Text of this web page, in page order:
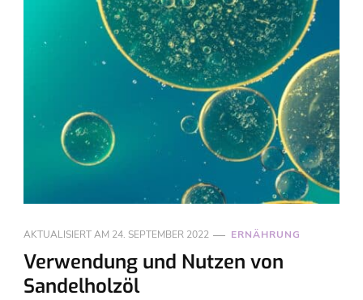
AKTUALISIERT AM 24. SEPTEMBER 2022 ERNÄHRUNG
Verwendung und Nutzen von
Sandelholzöl